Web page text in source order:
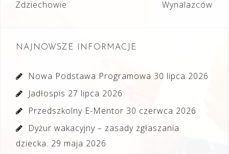
Zdziechowie
Wynalazców
NAJNOWSZE INFORMACJE
Nowa Podstawa Programowa 30 lipca 2026
Jadłospis 27 lipca 2026
Przedszkolny E-Mentor 30 czerwca 2026
Dyżur wakacyjny – zasady zgłaszania
dziecka. 29 maja 2026